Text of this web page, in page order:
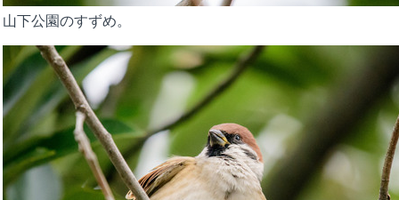
山下公園のすずめ。